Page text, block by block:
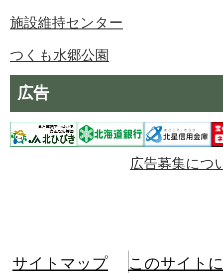
施設維持センター
つくも水郷公園
広告
広告募集につ
サイトマップ
このサイト